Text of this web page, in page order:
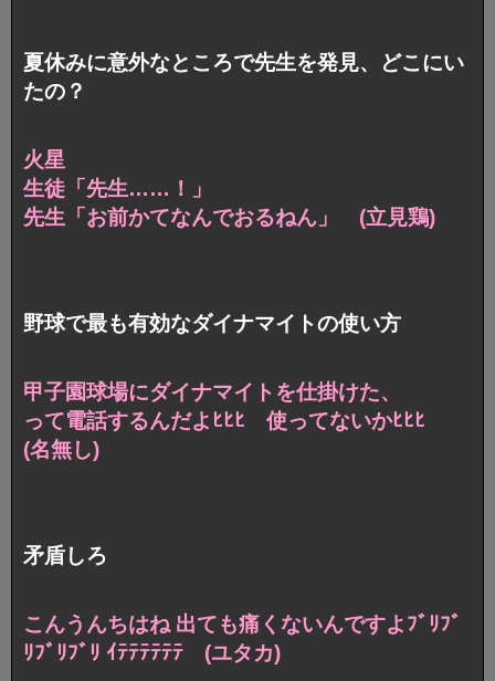
夏休みに意外なところで先生を発見、どこにい
たの？
火星
生徒「先生……！」
先生「お前かてなんでおるねん」 (立見鶏)
野球で最も有効なダイナマイトの使い方
甲子園球場にダイナマイトを仕掛けた、
って電話するんだよﾋﾋﾋ 使ってないかﾋﾋﾋ
(名無し)
矛盾しろ
こんうんちはね 出ても痛くないんですよﾌﾞﾘﾌﾞ
ﾘﾌﾞﾘﾌﾞﾘ ｲﾃﾃﾃﾃﾃﾃ (ユタカ)